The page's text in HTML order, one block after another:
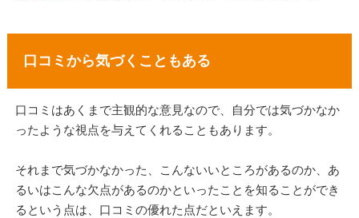
口コミから気づくこともある
口コミはあくまで主観的な意見なので、自分では気づかなか
ったような視点を与えてくれることもあります。
それまで気づかなかった、こんないいところがあるのか、あ
るいはこんな欠点があるのかといったことを知ることができ
るという点は、口コミの優れた点だといえます。